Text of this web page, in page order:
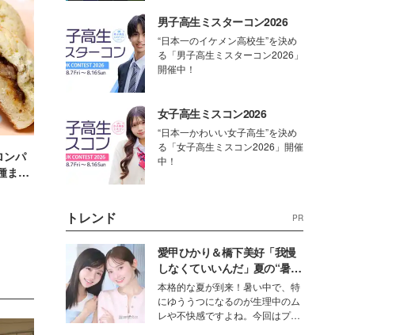
ンパ
まで
男子高生ミスターコン2026
“日本一のイケメン高校生”を決め
る「男子高生ミスターコン2026」
開催中！
女子高生ミスコン2026
“日本一かわいい女子高生”を決め
る「女子高生ミスコン2026」開催
中！
トレンド PR
愛甲ひかり＆橋下美好「我慢
しなくていいんだ」夏の“暑さ
対策”の新しい選択肢とは？
本格的な夏が到来！暑い中で、特
にゆううつになるのが生理中のム
レや不快感ですよね。今回はプラ